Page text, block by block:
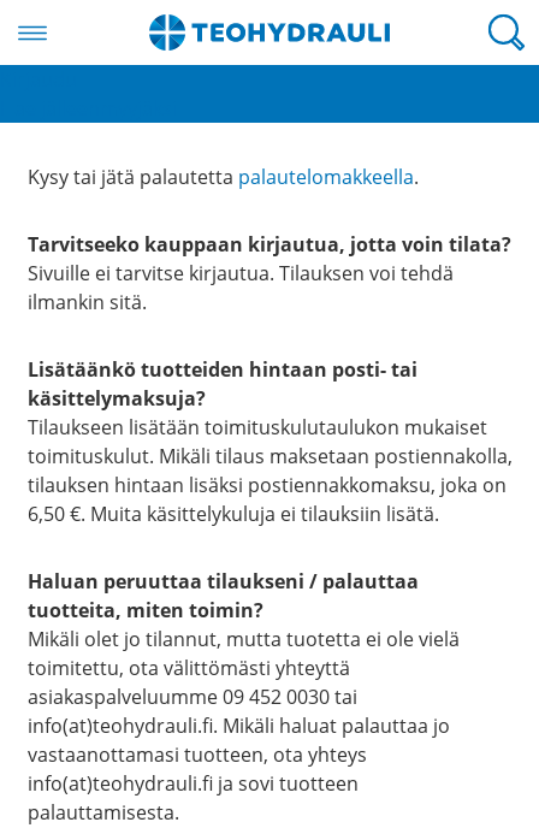
Valikko
Kysy tai jätä palautetta palautelomakkeella.
Tarvitseeko kauppaan kirjautua, jotta voin tilata?
Sivuille ei tarvitse kirjautua. Tilauksen voi tehdä
ilmankin sitä.
Lisätäänkö tuotteiden hintaan posti- tai
käsittelymaksuja?
Tilaukseen lisätään toimituskulutaulukon mukaiset
toimituskulut. Mikäli tilaus maksetaan postiennakolla,
tilauksen hintaan lisäksi postiennakkomaksu, joka on
6,50 €. Muita käsittelykuluja ei tilauksiin lisätä.
Haluan peruuttaa tilaukseni / palauttaa
tuotteita, miten toimin?
Mikäli olet jo tilannut, mutta tuotetta ei ole vielä
toimitettu, ota välittömästi yhteyttä
asiakaspalveluumme 09 452 0030 tai
info(at)teohydrauli.fi. Mikäli haluat palauttaa jo
vastaanottamasi tuotteen, ota yhteys
info(at)teohydrauli.fi ja sovi tuotteen
palauttamisesta.